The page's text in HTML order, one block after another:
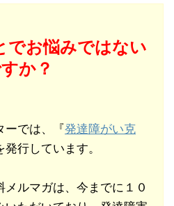
でお悩みではない
か？
ーでは、『発達障がい克
発行しています。
ルマガは、今までに１０